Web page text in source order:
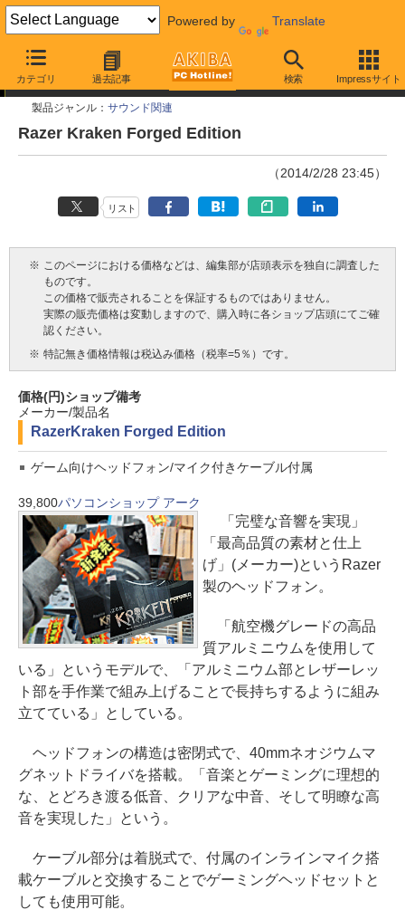
Powered by Translate
カテゴリ 過去記事 検索 Impressサイト
今週見つけた新製品
製品ジャンル： サウンド関連
Razer Kraken Forged Edition
（2014/2/28 23:45）
リスト
※ このページにおける価格などは、編集部が店頭表示を独自に調査した
ものです。
この価格で販売されることを保証するものではありません。
実際の販売価格は変動しますので、購入時に各ショップ店頭にてご確
認ください。
※ 特記無き価格情報は税込み価格（税率=5％）です。
価格(円)ショップ備考
メーカー/製品名
RazerKraken Forged Edition
ゲーム向けヘッドフォン/マイク付きケーブル付属
39,800パソコンショップ アーク
「完璧な音響を実現」
「最高品質の素材と仕上
げ」(メーカー)というRazer
製のヘッドフォン。
「航空機グレードの高品
質アルミニウムを使用して
いる」というモデルで、「アルミニウム部とレザーレッ
ト部を手作業で組み上げることで長持ちするように組み
立てている」としている。
ヘッドフォンの構造は密閉式で、40mmネオジウムマ
グネットドライバを搭載。「音楽とゲーミングに理想的
な、とどろき渡る低音、クリアな中音、そして明瞭な高
音を実現した」という。
ケーブル部分は着脱式で、付属のインラインマイク搭
載ケーブルと交換することでゲーミングヘッドセットと
しても使用可能。